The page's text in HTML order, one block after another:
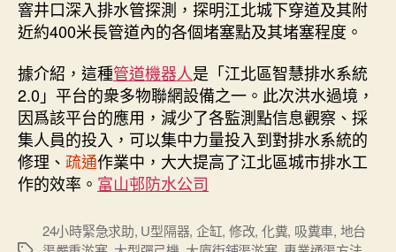
窨井口深入排水管探測，探明江北城下穿道及其附
近約400米長管道內的各個堵塞點及其堵塞程度。
據介紹，這種管道機器人是「江北區智慧排水系統
2.0」平台的衆多物聯網設備之一。此次洪水過境，
因爲該平台的應用，減少了各監測點信息觀察、採
集人員的投入，可以集中力量投入到對排水系統的
修理、 疏通作業中，大大提高了江北區城市排水工
作的效率。 富山邨防水公司
24小時緊急求助, U型隔器, 企缸, 修改, 化糞, 吸糞車, 地台